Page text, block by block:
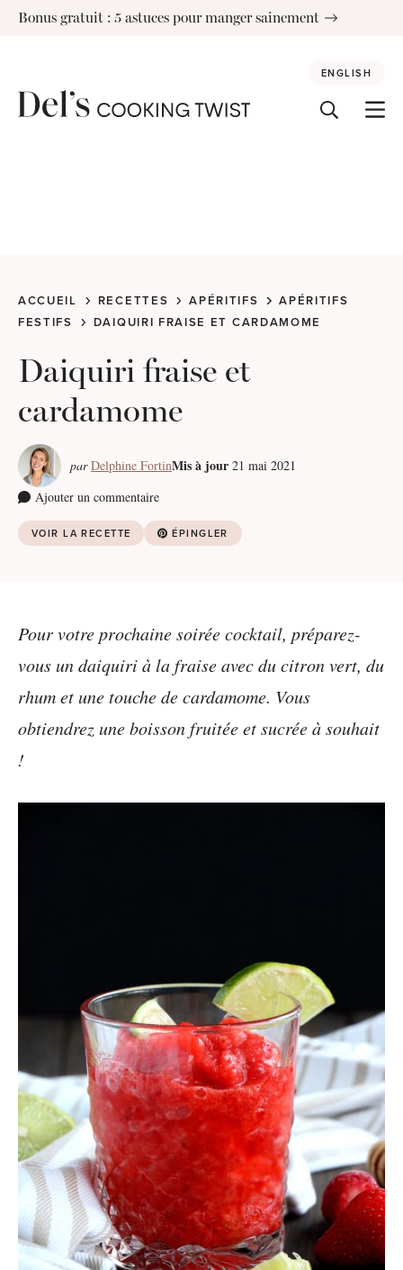
SkipBonus gratuit : 5 astuces pour manger sainement
ENGLISH
ACCUEIL RECETTES APÉRITIFS
APÉRITIFS
FESTIFS
DAIQUIRI FRAISE ET CARDAMOME
Daiquiri fraise et
cardamome
par Delphine FortinMis à jour 21 mai 2021
Ajouter un commentaire
VOIR LA RECETTE ÉPINGLER
Pour votre prochaine soirée cocktail, préparez-
vous un daiquiri à la fraise avec du citron vert, du
rhum et une touche de cardamome. Vous
obtiendrez une boisson fruitée et sucrée à souhait
!